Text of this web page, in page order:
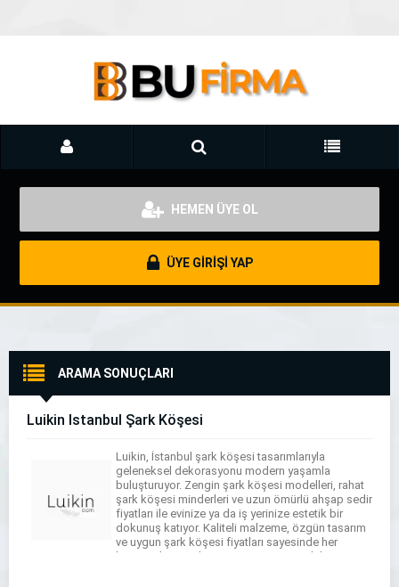
HEMEN ÜYE OL
ÜYE GİRİŞİ YAP
ARAMA SONUÇLARI
Luikin İstanbul Şark Köşesi
Luikin, İstanbul şark köşesi tasarımlarıyla
geleneksel dekorasyonu modern yaşamla
buluşturuyor. Zengin şark köşesi modelleri, rahat
şark köşesi minderleri ve uzun ömürlü ahşap sedir
fiyatları ile evinize ya da iş yerinize estetik bir
dokunuş katıyor. Kaliteli malzeme, özgün tasarım
ve uygun şark köşesi fiyatları sayesinde her
bütçeye hitap ediyor. Ayrıca toptan şark köşesi